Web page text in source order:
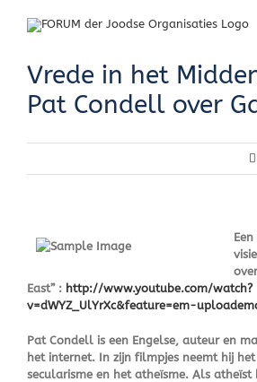
Vrede in het
Pat Condell over
East” : http://www.youtube.com/watch?
v=dWYZ_UlYrXc&feature=em-
Pat Condell is een Engelse, auteur en
het internet. In zijn filmpjes neemt hij
secularisme en het atheïsme. Als